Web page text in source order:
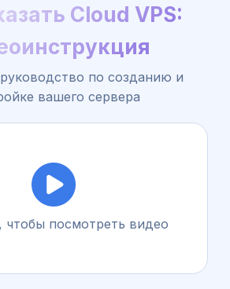
Cloud VPS:
по созданию и
вашего сервера
посмотреть видео